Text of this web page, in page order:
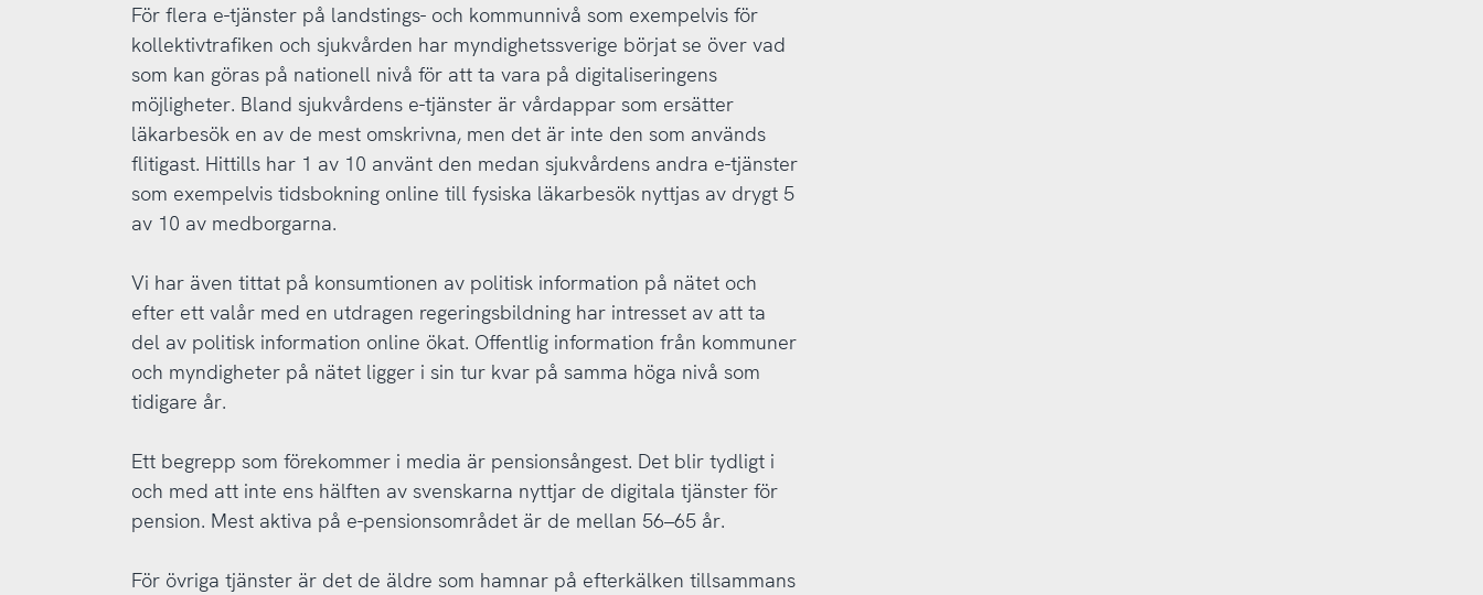
För flera e-tjänster på landstings- och kommunnivå som exempelvis för
kollektivtrafiken och sjukvården har myndighetssverige börjat se över vad
som kan göras på nationell nivå för att ta vara på digitaliseringens
möjligheter. Bland sjukvårdens e-tjänster är vårdappar som ersätter
läkarbesök en av de mest omskrivna, men det är inte den som används
flitigast. Hittills har 1 av 10 använt den medan sjukvårdens andra e-tjänster
som exempelvis tidsbokning online till fysiska läkarbesök nyttjas av drygt 5
av 10 av medborgarna.
Vi har även tittat på konsumtionen av politisk information på nätet och
efter ett valår med en utdragen regeringsbildning har intresset av att ta
del av politisk information online ökat. Offentlig information från kommuner
och myndigheter på nätet ligger i sin tur kvar på samma höga nivå som
tidigare år.
Ett begrepp som förekommer i media är pensionsångest. Det blir tydligt i
och med att inte ens hälften av svenskarna nyttjar de digitala tjänster för
pension. Mest aktiva på e-pensionsområdet är de mellan 56–65 år.
För övriga tjänster är det de äldre som hamnar på efterkälken tillsammans